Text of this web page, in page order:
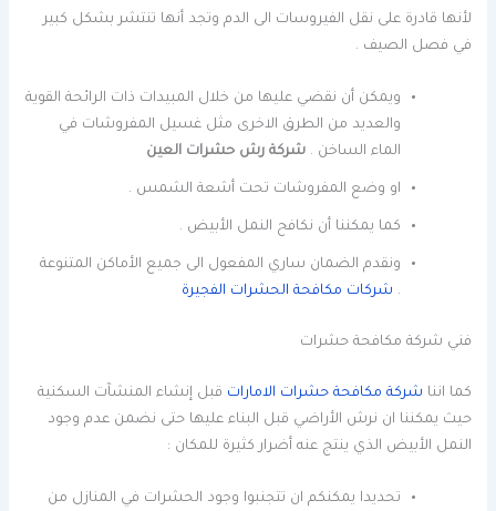
لأنها قادرة على نقل الفيروسات الى الدم وتجد أنها تنتشر بشكل كبير
في فصل الصيف .
ويمكن أن نقضي عليها من خلال المبيدات ذات الرائحة القوية
والعديد من الطرق الاخرى مثل غسيل المفروشات في
الماء الساخن .شركة رش حشرات العين
او وضع المفروشات تحت أشعة الشمس .
كما يمكننا أن نكافح النمل الأبيض .
ونقدم الضمان ساري المفعول الى جميع الأماكن المتنوعة
. شركات مكافحة الحشرات الفجيرة
فني شركة مكافحة حشرات
كما اننا شركة مكافحة حشرات الامارات قبل إنشاء المنشآت السكنية
حيث يمكننا ان نرش الأراضي قبل البناء عليها حتى نضمن عدم وجود
النمل الأبيض الذي ينتج عنه أضرار كثيرة للمكان :
تحديدا يمكنكم ان تتجنبوا وجود الحشرات في المنازل من